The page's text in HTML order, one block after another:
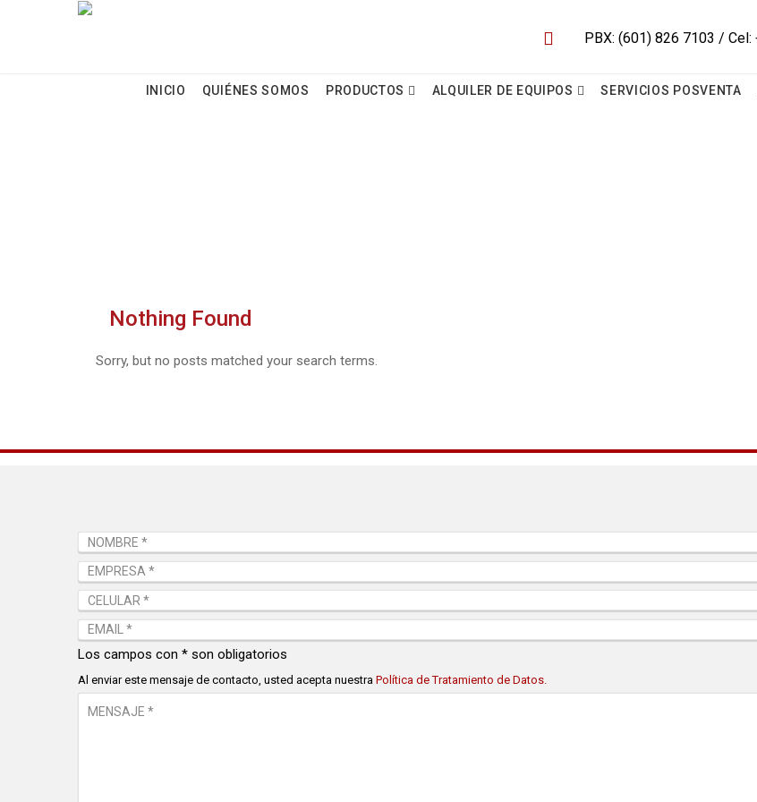
INICIO QUIÉNES SOMOS PRODUCTOS ALQUILER DE EQUIPOS SERVICIOS POSVENTA
Nothing Found
Sorry, but no posts matched your search terms.
Los campos con * son obligatorios
Al enviar este mensaje de contacto, usted acepta nuestra Política de Tratamiento de Datos.